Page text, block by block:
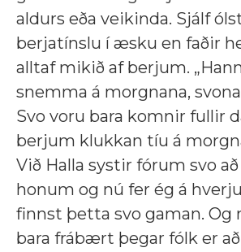
aldurs eða veikinda. Sjálf
berjatínslu í æsku en faðir
alltaf mikið af berjum.
snemma á morgnana,
Svo voru bara komnir fullir
berjum klukkan tíu á
Við Halla systir fórum svo
honum og nú fer ég á
finnst þetta svo gaman. Og
bara frábært þegar fólk er